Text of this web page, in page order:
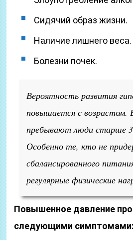
Сидячий образ жизни.
Наличие лишнего веса.
Болезни почек.
Вероятность развития
повышается с возрастом.
пребывают люди старше
Особенно те, кто не
сбалансированного
регулярные физические
Повышенное давление
следующими симптомами: